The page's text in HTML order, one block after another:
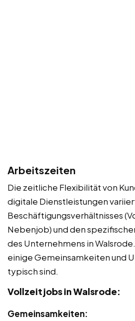
Arbeitszeiten
Die zeitliche Flexibilität von
digitale Dienstleistungen
Beschäftigungsverhältnisses
Nebenjob) und den
des Unternehmens in
einige Gemeinsamkeiten und
typisch sind.
Vollzeitjobs in Walsrode:
Gemeinsamkeiten: